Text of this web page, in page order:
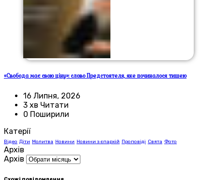
«Свобода має свою ціну»: слово Предстоятеля, яке починалося тишею
16 Липня, 2026
3 хв Читати
0 Поширили
Катерії
Відео Діти Молитва Новини Новини з єпархій Проповіді Свята Фото
Архів
Архів